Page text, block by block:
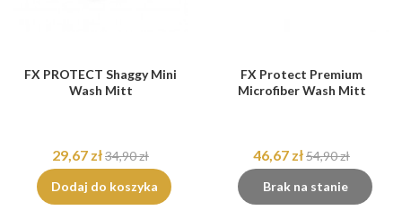
FX PROTECT Shaggy Mini
Wash Mitt
29,67 zł34,90 zł
Dodaj do koszyka
FX Protect Premium
Microfiber Wash Mitt
46,67 zł54,90 zł
Brak na stanie